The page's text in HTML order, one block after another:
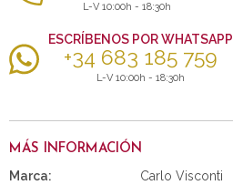
L-V 10:00h - 18:30h
ESCRÍBENOS POR WHATSAPP
+34 683 185 759
L-V 10:00h - 18:30h
MÁS INFORMACIÓN
Marca:
Carlo Visconti